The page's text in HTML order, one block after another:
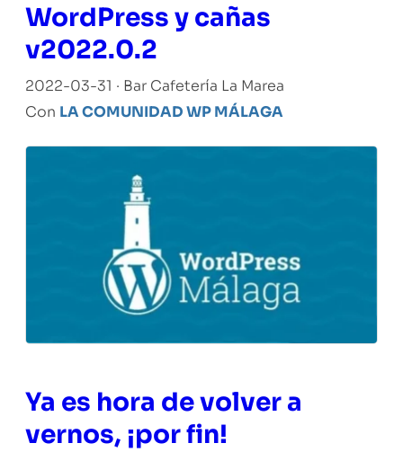
WordPress y cañas
v2022.0.2
2022-03-31 · Bar Cafetería La Marea
Con LA COMUNIDAD WP MÁLAGA
Ya es hora de volver a
vernos, ¡por fin!